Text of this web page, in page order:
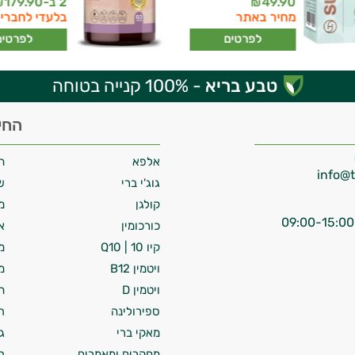
₪
מחיר באתר
לפרטים
בלעדי לחברי
טבע בריא - 100% קנייה בטוחה
אלפא
גוג'י ברי
קולגן
כורכומין
קיו 10 | Q10
ויטמין B12
ויטמין D
ספירולינה
מאקי ברי